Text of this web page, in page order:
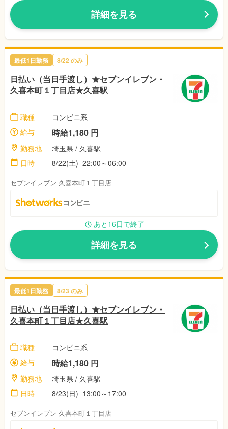
詳細を見る
最低1日勤務 8/22 のみ
日払い（当日手渡し）★セブンイレブン・
久喜本町１丁目店★久喜駅
職種
コンビニ系
給与
時給1,180 円
勤務地
埼玉県 / 久喜駅
日時
8/22(土) 22:00～06:00
セブンイレブン 久喜本町１丁目店
あと16日で終了
詳細を見る
最低1日勤務 8/23 のみ
日払い（当日手渡し）★セブンイレブン・
久喜本町１丁目店★久喜駅
職種
コンビニ系
給与
時給1,180 円
勤務地
埼玉県 / 久喜駅
日時
8/23(日) 13:00～17:00
セブンイレブン 久喜本町１丁目店